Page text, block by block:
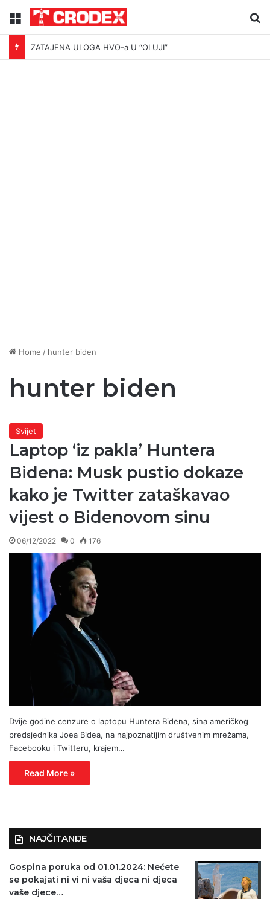
Menu
ZATAJENA ULOGA HVO-a U “OLUJI”
Home / hunter biden
hunter biden
Svijet
Laptop ‘iz pakla’ Huntera
Bidena: Musk pustio dokaze
kako je Twitter zataškavao
vijest o Bidenovom sinu
06/12/2022 0 176
Dvije godine cenzure o laptopu Huntera Bidena, sina američkog
predsjednika Joea Bidea, na najpoznatijim društvenim mrežama,
Facebooku i Twitteru, krajem…
Read More »
NAJČITANIJE
Gospina poruka od 01.01.2024: Nećete
se pokajati ni vi ni vaša djeca ni djeca
vaše djece…